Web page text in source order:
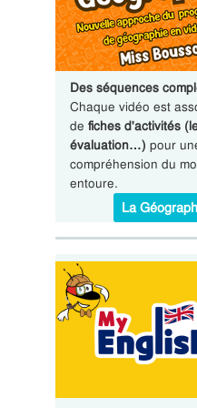
Des séquences
Chaque vidéo est
de fiches d'activités
évaluation…) pour
compréhension du
entoure.
La